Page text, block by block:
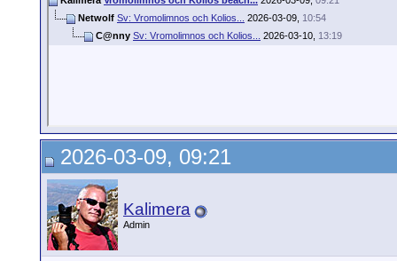
Netwolf Sv: Vromolimnos och Kolios... 2026-03-09, 10:54
C@nny Sv: Vromolimnos och Kolios... 2026-03-10, 13:19
2026-03-09, 09:21
Kalimera
Admin